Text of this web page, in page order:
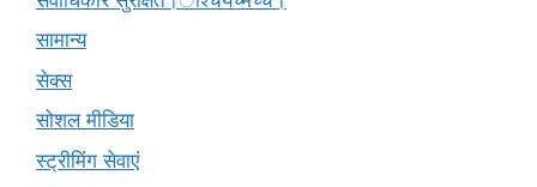
सामान्य
सेक्स
सोशल मीडिया
स्ट्रीमिंग सेवाएं